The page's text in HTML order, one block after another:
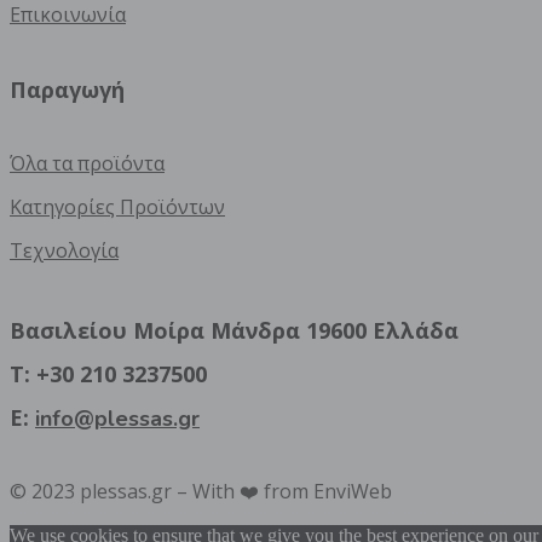
Επικοινωνία
Παραγωγή
Όλα τα προϊόντα
Κατηγορίες Προϊόντων
Τεχνολογία
Βασιλείου Μοίρα Μάνδρα 19600 Ελλάδα
T: +30 210 3237500
E: info@plessas.gr
© 2023 plessas.gr – With ❤️ from EnviWeb
We use cookies to ensure that we give you the best experience on